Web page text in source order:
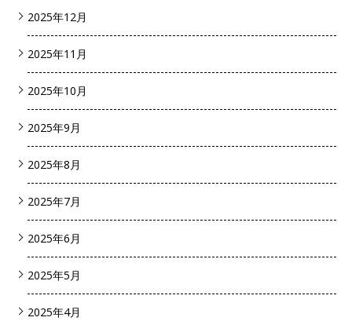
2025年12月
2025年11月
2025年10月
2025年9月
2025年8月
2025年7月
2025年6月
2025年5月
2025年4月